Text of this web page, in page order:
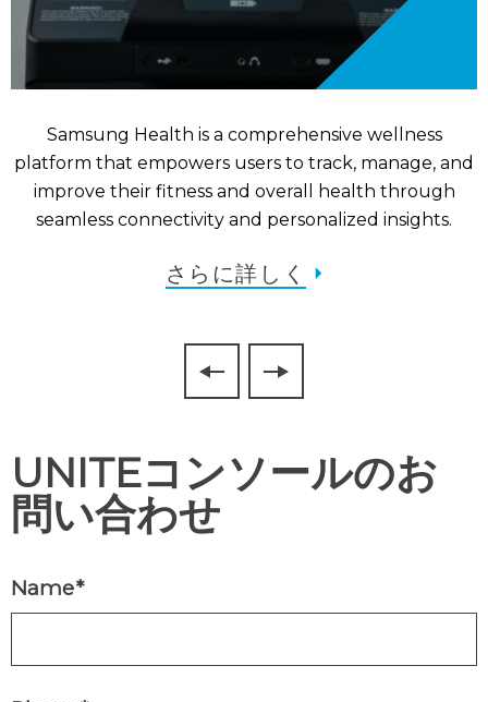
Samsung Health is a comprehensive wellness
platform that empowers users to track, manage, and
improve their fitness and overall health through
seamless connectivity and personalized insights.
さらに詳しく
UNITEコンソールのお
問い合わせ
Name*